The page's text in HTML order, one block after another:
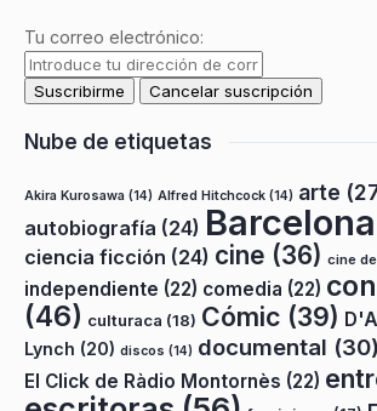
Tu correo electrónico:
Nube de etiquetas
Akira Kurosawa (14) Alfred Hitchcock (14) arte
autobiografía (24) Barcelona
ciencia ficción (24) cine (36) cine
independiente (22) comedia (22)
(46) culturaca (18) Cómic (39) D'A
Lynch (20) discos (14) documental (30)
El Click de Ràdio Montornès (22)